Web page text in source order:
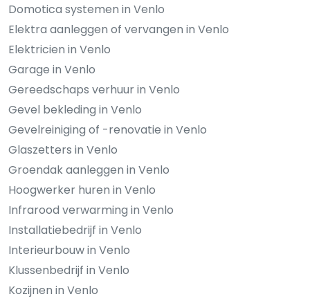
Domotica systemen in Venlo
Elektra aanleggen of vervangen in Venlo
Elektricien in Venlo
Garage in Venlo
Gereedschaps verhuur in Venlo
Gevel bekleding in Venlo
Gevelreiniging of -renovatie in Venlo
Glaszetters in Venlo
Groendak aanleggen in Venlo
Hoogwerker huren in Venlo
Infrarood verwarming in Venlo
Installatiebedrijf in Venlo
Interieurbouw in Venlo
Klussenbedrijf in Venlo
Kozijnen in Venlo